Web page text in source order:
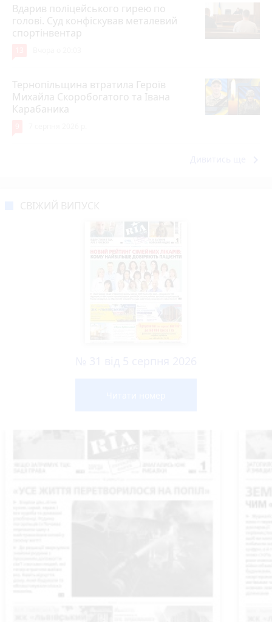
Вдарив поліцейського гирею по
голові. Суд конфіскував металевий
спортінвентар
Тернопільщина втратила Героїв
Михайла Скоробогатого та Івана
Карабаника